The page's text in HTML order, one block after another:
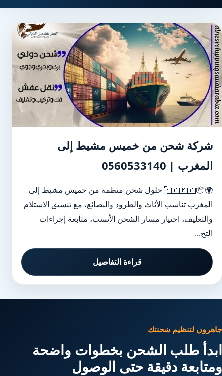
شركة شحن من خميس مشيط إلى
المغرب | 0560533140
🌍📦🇸🇦🇲🇦 حلول شحن منظمة من خميس مشيط إلى
المغرب تناسب الأثاث والطرود والبضائع، مع تنسيق الاستلام
والتغليف، اختيار مسار الشحن الأنسب، متابعة إجراءات
التخ...
قراءة التفاصيل
جاهزون لتنظيم شحنتك
ابدأ طلب الشحن بخطوات واضحة
ومتابعة دقيقة حتى الوصول